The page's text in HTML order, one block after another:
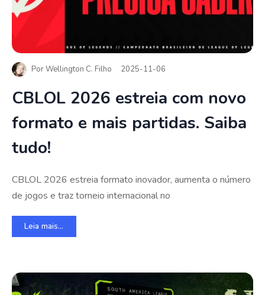
PorWellington C. Filho 2025-11-06
CBLOL 2026 estreia com novo
formato e mais partidas. Saiba
tudo!
CBLOL 2026 estreia formato inovador, aumenta o número
de jogos e traz torneio internacional no
Leia mais...